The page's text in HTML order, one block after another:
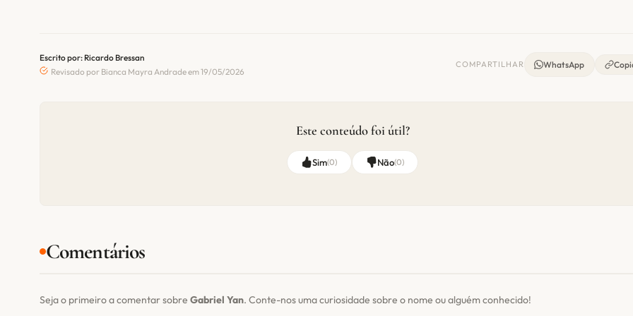
Escrito por: Ricardo Bressan
Revisado por Bianca Mayra Andrade em 19/05/2026
COMPARTILHAR WhatsApp
Este conteúdo foi útil?
Sim(0) Não(0)
Comentários
Seja o primeiro a comentar sobre Gabriel Yan. Conte-nos uma curiosidade sobre o nome ou alguém conhecido!